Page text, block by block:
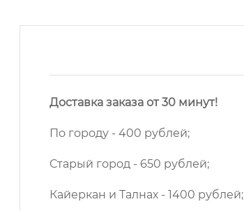
Доставка заказа от 30 минут!
По городу - 400 рублей;
Старый город - 650 рублей;
Кайеркан и Талнах - 1400 рублей;